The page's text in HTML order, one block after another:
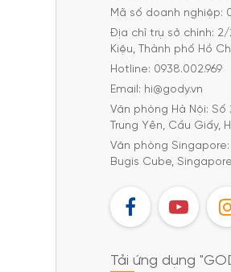
Mã số doanh nghiệp:
Địa chỉ trụ sở chính:
Kiệu, Thành phố Hồ
Hotline: 0938.002.969
Email: hi@gody.vn
Văn phòng Hà Nội:
Trung Yên, Cầu Giấy,
Văn phòng
Bugis Cube,
FB YT
Tải ứng dụng